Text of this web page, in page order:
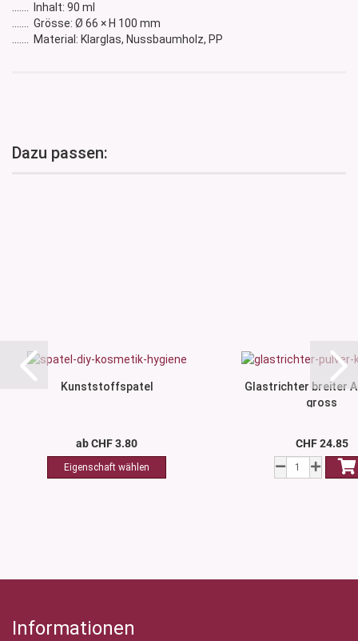
....... Inhalt: 90 ml
....... Grösse: Ø 66 × H 100 mm
....... Material: Klarglas, Nussbaumholz, PP
Dazu passen:
Kunststoffspatel
ab CHF 3.80
Glastrichter breiter
gross
CHF 24.85
Informationen